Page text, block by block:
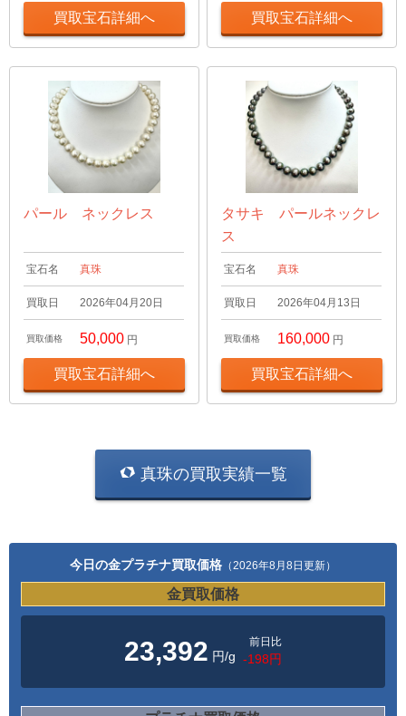
買取宝石詳細へ 買取宝石詳細へ
パール ネックレス
宝石名 真珠
買取日 2026年04月20日
買取価格 50,000 円
買取宝石詳細へ
タサキ パールネックレ
ス
宝石名 真珠
買取日 2026年04月13日
買取価格 160,000 円
買取宝石詳細へ
真珠の買取実績一覧
今日の金プラチナ買取価格 （2026年8月8日更新）
金買取価格
23,392 円/g
前日比
-198円